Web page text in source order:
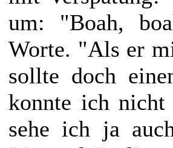
um: "Boah,
Worte. "Als er
sollte doch
konnte ich nicht
sehe ich ja